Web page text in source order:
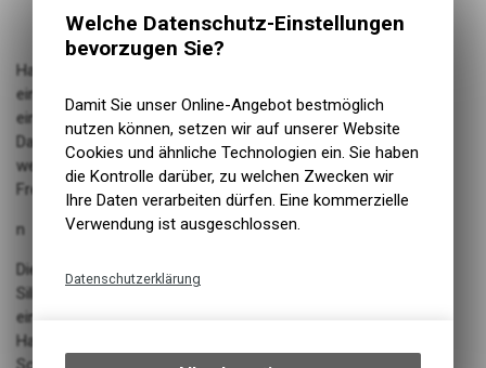
Haben Sie schwer zugängliche Verschmutzungen, an die Sie
einfach nicht herankommen? Oder wollen Sie Ihr Fahrrad
einfach mit beiden Händen packen und zur Sache kommen?
Dann greifen Sie zu den Muc-Off Deep Scrubber Gloves. Sie
werden nicht glauben, wie schnell Sie Ihren Stolz und Ihre
Freude gründlich sauber bekommen können!
n
Diese Handschuhe aus strapazierfähigem und hochfestem
Silikon machen die Reinigung enger Stellen schneller und
einfacher als je zuvor. Mit den flexiblen Borsten, die die
Handfläche und jeden Finger bedecken, können Sie den
Welche Datenschutz-Einstellungen
bevorzugen Sie?
Damit Sie unser Online-Angebot bestmöglich
nutzen können, setzen wir auf unserer Website
Cookies und ähnliche Technologien ein. Sie haben
die Kontrolle darüber, zu welchen Zwecken wir
Ihre Daten verarbeiten dürfen. Eine kommerzielle
Verwendung ist ausgeschlossen.
Datenschutzerklärung